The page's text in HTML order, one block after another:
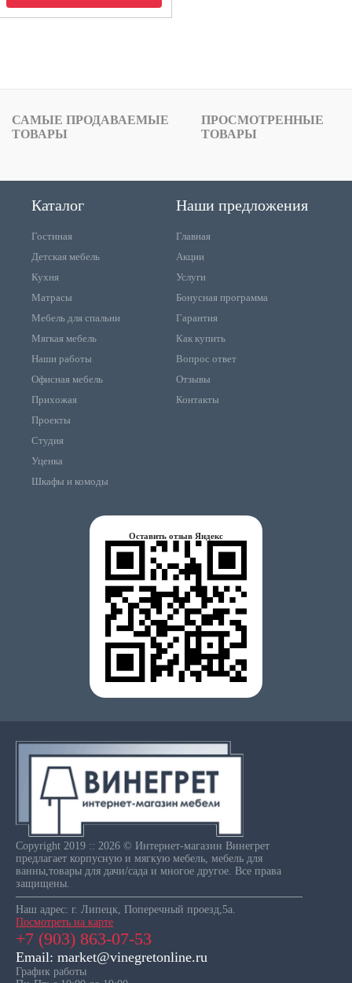
САМЫЕ ПРОДАВАЕМЫЕ
ТОВАРЫ
ПРОСМОТРЕННЫЕ
ТОВАРЫ
Каталог
Гостиная
Детская мебель
Кухня
Матрасы
Мебель для спальни
Мягкая мебель
Наши работы
Офисная мебель
Прихожая
Проекты
Студия
Уценка
Шкафы и комоды
Наши предложения
Главная
Акции
Услуги
Бонусная программа
Гарантия
Как купить
Вопрос ответ
Отзывы
Контакты
Оставить отзыв Яндекс
Copyright 2019 :: 2026 © Интернет-магазин Винегрет
предлагает корпусную и мягкую мебель, мебель для
ванны,товары для дачи/сада и многое другое. Все права
защищены.
Наш адрес: г. Липецк, Поперечный проезд,5а.
Посмотреть на карте
+7 (903) 863-07-53
Email: market@vinegretonline.ru
График работы